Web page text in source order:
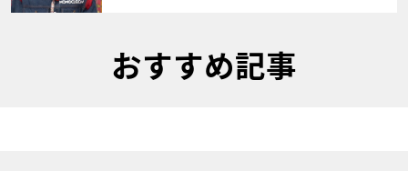
おすすめ記事